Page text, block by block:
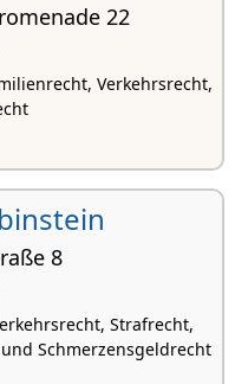
22
Verkehrsrecht,
8
Strafrecht,
Schmerzensgeldrecht